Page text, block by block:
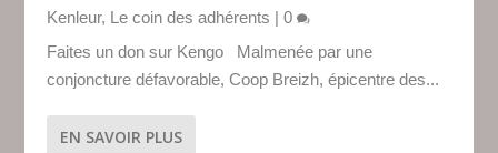
Kenleur, Le coin des adhérents |0
Faites un don sur Kengo Malmenée par une
conjoncture défavorable, Coop Breizh, épicentre des...
EN SAVOIR PLUS